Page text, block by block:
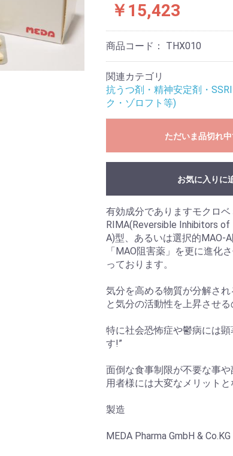
￥15,423
商品コード： THX010
関連カテゴリ
抗うつ剤・精神安定剤・
ク・ゾロフト等)
ただいま品切れ中
お気に入りに
有効成分でありますモクロベ
RIMA(Reversible Inhibitors
A)型、あるいは選択的MAO-
「MAO阻害薬」を更に進化
っております。
気分を高める物質が分解さ
と気分の活動性を上昇させる
特に社会恐怖症や鬱病には
す!”
面倒な食事制限が不要な事
用者様には大変なメリット
製造
MEDA Pharma GmbH & Co.KG